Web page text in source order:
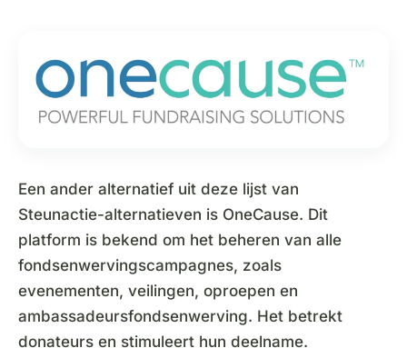
Een ander alternatief uit deze lijst van
Steunactie-alternatieven is OneCause. Dit
platform is bekend om het beheren van alle
fondsenwervingscampagnes, zoals
evenementen, veilingen, oproepen en
ambassadeursfondsenwerving. Het betrekt
donateurs en stimuleert hun deelname.